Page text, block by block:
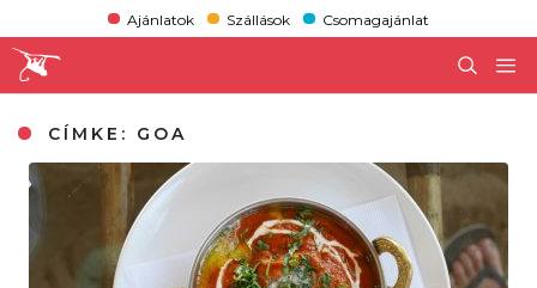
Ajánlatok Szállások Csomagajánlat
CÍMKE: GOA